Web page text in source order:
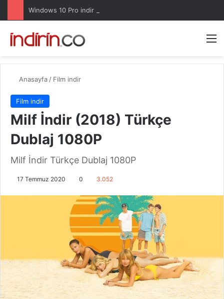
Windows 10 Pro indir – Türkçe – Güncel 2025
Anasayfa / Film indir
Film indir
Milf İndir (2018) Türkçe
Dublaj 1080P
Milf İndir Türkçe Dublaj 1080P
17 Temmuz 2020 0 3.052